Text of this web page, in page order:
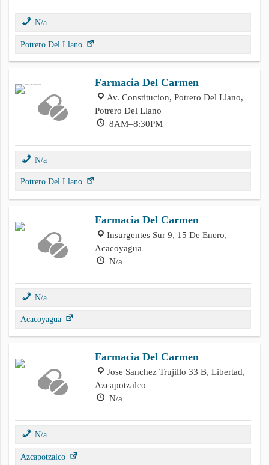
N/a
Potrero Del Llano
Farmacia Del Carmen
Av. Constitucion, Potrero Del Llano,
Potrero Del Llano
8AM–8:30PM
N/a
Potrero Del Llano
Farmacia Del Carmen
Insurgentes Sur 9, 15 De Enero,
Acacoyagua
N/a
N/a
Acacoyagua
Farmacia Del Carmen
Jose Sanchez Trujillo 33 B, Libertad,
Azcapotzalco
N/a
N/a
Azcapotzalco